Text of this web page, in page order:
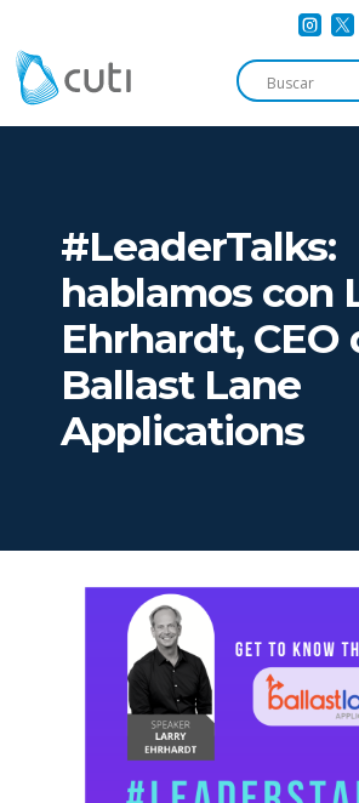
 
#LeaderTalks:
hablamos con
Ehrhardt, CEO
Ballast Lane
Applications